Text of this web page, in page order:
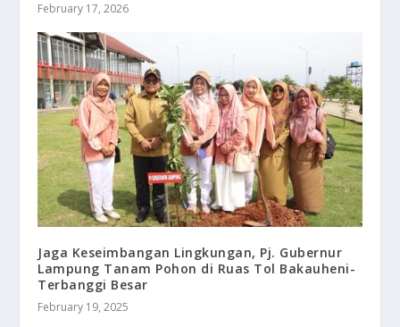
February 17, 2026
Jaga Keseimbangan Lingkungan, Pj. Gubernur
Lampung Tanam Pohon di Ruas Tol Bakauheni-
Terbanggi Besar
February 19, 2025